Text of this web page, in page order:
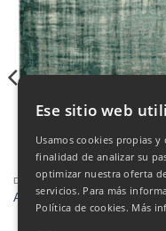
DÉCORATION
Alfombra 1.55 x 2.30
Ese sitio web
Usamos cookies propias y
finalidad de analizar su
optimizar nuestra oferta
servicios. Para más
Política de cookies. Más